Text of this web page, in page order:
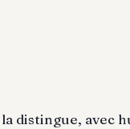
distingue, avec